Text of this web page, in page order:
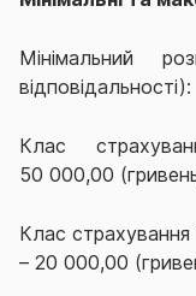
Мінімальний
відповідальності):
Клас
50 000,00
Клас страхування
– 20 000,00